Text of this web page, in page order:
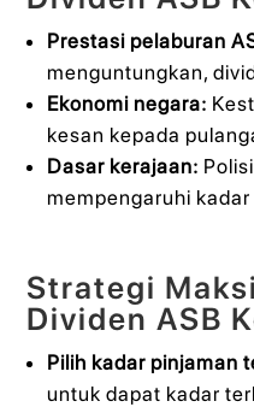
Prestasi pelaburan
menguntungkan,
Ekonomi negara:
kesan kepada
Dasar kerajaan:
mempengaruhi
Strategi
Dividen ASB
Pilih kadar pinjaman
untuk dapat kadar